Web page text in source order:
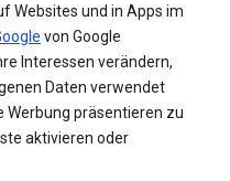
Websites und in Apps im
von Google
Interessen verändern,
Daten verwendet
Werbung präsentieren zu
aktivieren oder